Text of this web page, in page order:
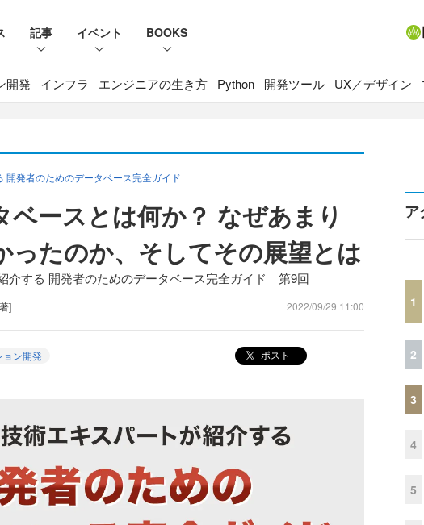
記事 イベント BOOKS
開発 インフラ エンジニアの生き方 Python 開発ツール UX／デザイン
開発者のためのデータベース完全ガイド
ベースとは何か？ なぜあまり
ったのか、そしてその展望とは
介する 開発者のためのデータベース完全ガイド 第9回
] 2022/09/29 11:00
ョン開発 ポスト
ア
1
2
3
4
5